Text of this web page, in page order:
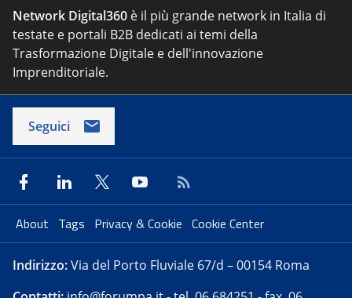
Network Digital360 è il più grande network in Italia di
testate e portali B2B dedicati ai temi della
Trasformazione Digitale e dell'innovazione
Imprenditoriale.
Seguici
About Tags Privacy & Cookie Cookie Center
Indirizzo:Via del Porto Fluviale 67/d – 00154 Roma